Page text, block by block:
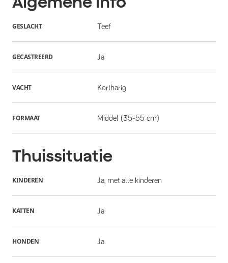
GESLACHT Teef
GECASTREERD Ja
VACHT Kortharig
FORMAAT Middel (35-55 cm)
Thuissituatie
KINDEREN Ja, met alle kinderen
KATTEN Ja
HONDEN Ja